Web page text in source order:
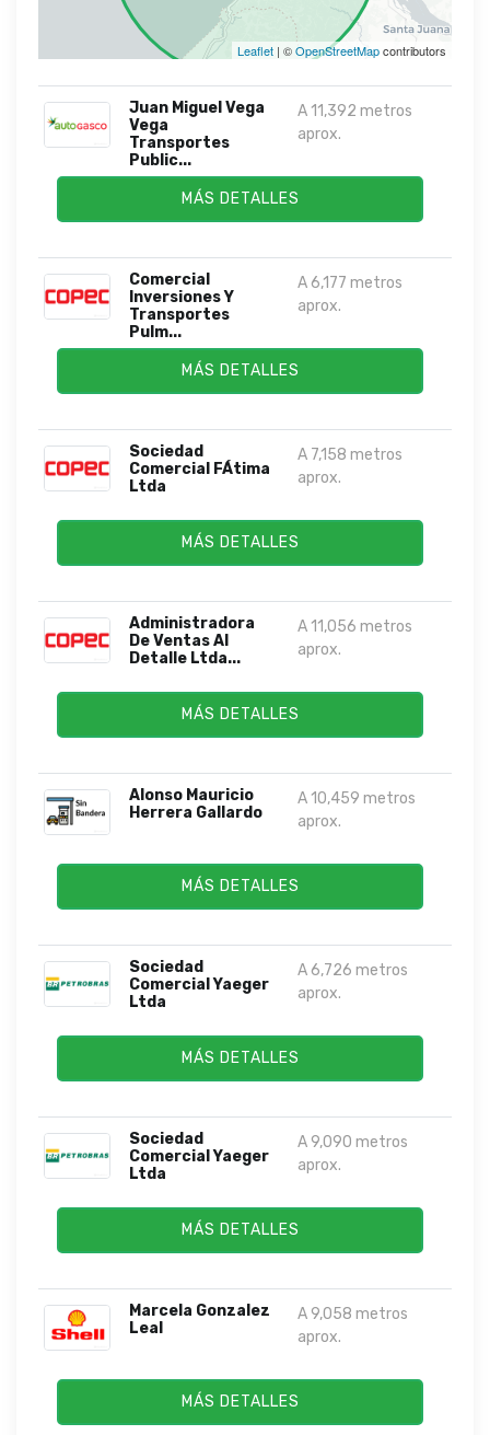
Leaflet | ©OpenStreetMapcontributors
Juan Miguel Vega
Vega
Transportes
Public...
A 11,392 metros
aprox.
MÁS DETALLES
Comercial
Inversiones Y
Transportes
Pulm...
A 6,177 metros
aprox.
MÁS DETALLES
Sociedad
Comercial FÁtima
Ltda
A 7,158 metros
aprox.
MÁS DETALLES
Administradora
De Ventas Al
Detalle Ltda...
A 11,056 metros
aprox.
MÁS DETALLES
Alonso Mauricio
Herrera Gallardo
A 10,459 metros
aprox.
MÁS DETALLES
Sociedad
Comercial Yaeger
Ltda
A 6,726 metros
aprox.
MÁS DETALLES
Sociedad
Comercial Yaeger
Ltda
A 9,090 metros
aprox.
MÁS DETALLES
Marcela Gonzalez
Leal
A 9,058 metros
aprox.
MÁS DETALLES